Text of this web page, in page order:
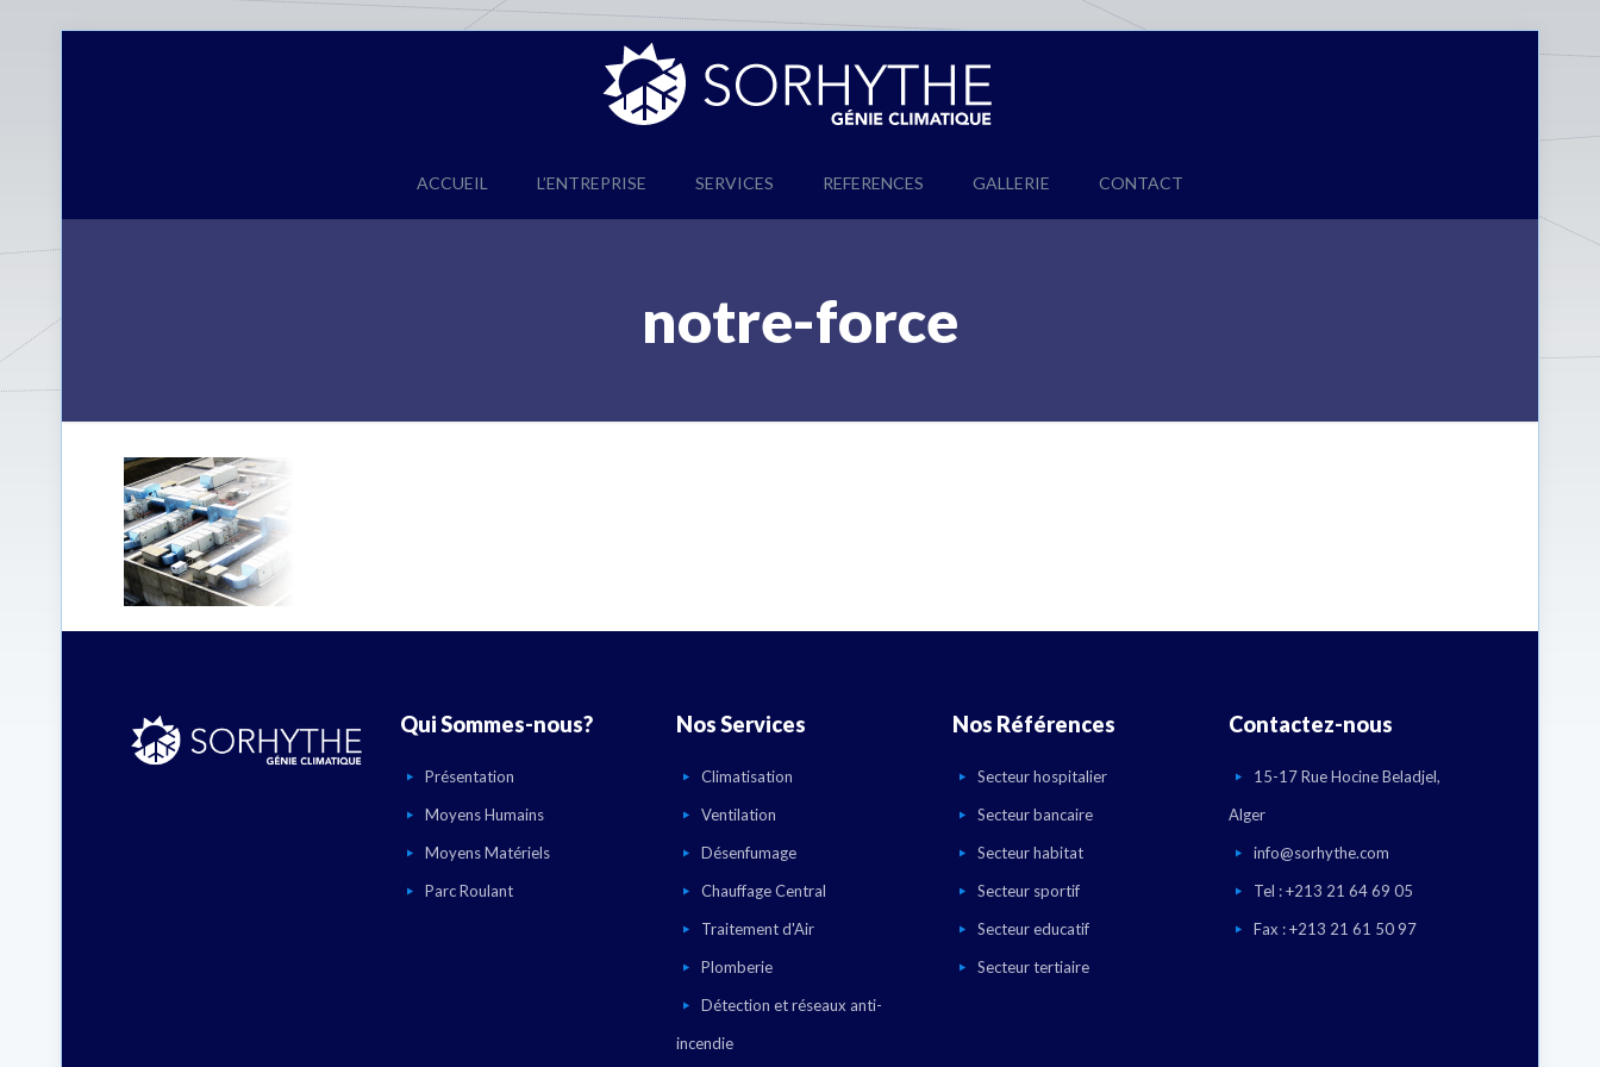
ACCUEIL L’ENTREPRISE SERVICES REFERENCES GALLERIE CONTACT
notre-force
Qui Sommes-nous?
Présentation
Moyens Humains
Moyens Matériels
Parc Roulant
Nos Services
Climatisation
Ventilation
Désenfumage
Chauffage Central
Traitement d'Air
Plomberie
Détection et réseaux anti-
incendie
Nos Références
Secteur hospitalier
Secteur bancaire
Secteur habitat
Secteur sportif
Secteur educatif
Secteur tertiaire
Contactez-nous
15-17 Rue Hocine Beladjel,
Alger
info@sorhythe.com
Tel : +213 21 64 69 05
Fax : +213 21 61 50 97